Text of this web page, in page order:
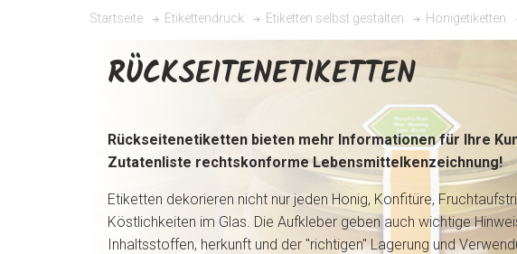
Startseite Etikettendruck Etiketten selbst gestalten Honigetiketten
RÜCKSEITENETIKETTEN
Rückseitenetiketten bieten mehr Informationen für Ihre
Zutatenliste rechtskonforme Lebensmittelkenzeichnung!
Etiketten dekorieren nicht nur jeden Honig, Konfitüre,
Köstlichkeiten im Glas. Die Aufkleber geben auch wichtige
Inhaltsstoffen, herkunft und der "richtigen" Lagerung und